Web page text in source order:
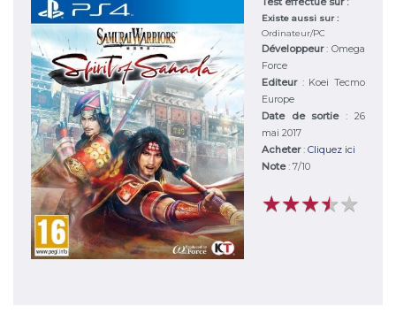
Existe aussi sur :
Ordinateur/PC
Développeur:Omega
Force
Editeur : Koei Tecmo
Europe
Date de sortie: 26
mai 2017
Acheter: Cliquez ici
Note: 7/10
★★★★★
★★★★★